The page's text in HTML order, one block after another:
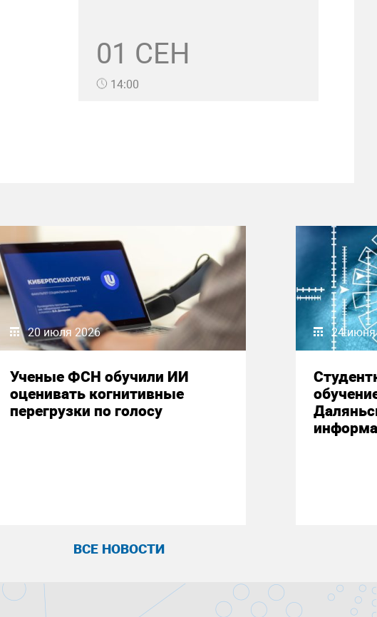
01 СЕН
14:00
20 июля 2026
Ученые ФСН обучили ИИ
оценивать когнитивные
перегрузки по голосу
24
ВСЕ НОВОСТИ